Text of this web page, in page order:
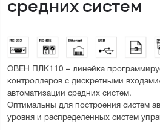
средних систем
ОВЕН ПЛК110 – линейка
контроллеров с дискретными
автоматизации средних систем.
Оптимальны для построения систем
уровня и распределенных систем